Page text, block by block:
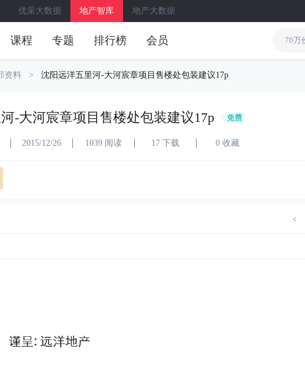
优采大数据 地产智库 地产大数据
课程 专题 排行榜 会员
资料 沈阳远洋五里河-大河宸章项目售楼处包装建议17p
-大河宸章项目售楼处包装建议17p
2015/12/26 1039 阅读 17 下载 0 收藏